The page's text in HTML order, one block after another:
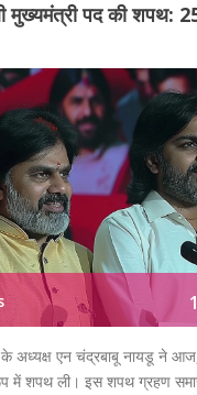
मुख्यमंत्री पद की शपथ:
के अध्यक्ष एन चंद्रबाबू नायडू ने
में शपथ ली। इस शपथ ग्रहण